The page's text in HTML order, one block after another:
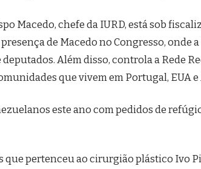
Macedo, chefe da IURD, está sob
de Macedo no Congresso, onde
Além disso, controla a Rede
que vivem em Portugal, EUA
este ano com pedidos de
que pertenceu ao cirurgião plástico Ivo